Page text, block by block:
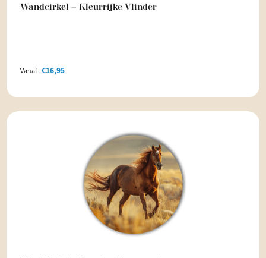
Wandcirkel – Kleurrijke Vlinder
Vanaf €16,95